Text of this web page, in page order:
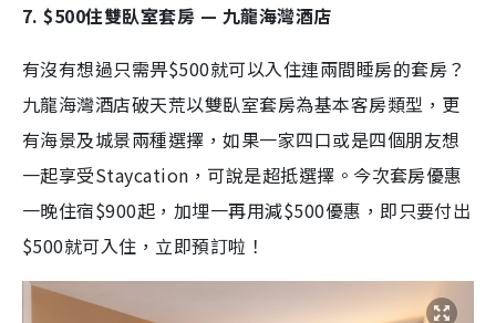
7. $500住雙臥室套房 — 九龍海灣酒店
有沒有想過只需畀$500就可以入住連兩間睡房的套房？
九龍海灣酒店破天荒以雙臥室套房為基本客房類型，更
有海景及城景兩種選擇，如果一家四口或是四個朋友想
一起享受Staycation，可說是超抵選擇。今次套房優惠
一晚住宿$900起，加埋一再用減$500優惠，即只要付出
$500就可入住，立即預訂啦！